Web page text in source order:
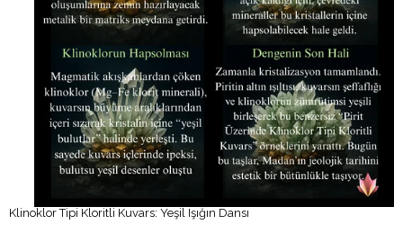
Klinoklor Tipi Kloritli Kuvars: Yeşil Işığın Dansı